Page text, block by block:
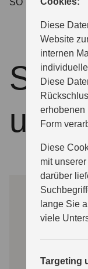
Diese
Website
internen
Diese
erhobenen
Form
Diese
mit
darüber
lange Sie
viele
Targeting
SO
geschlossen
So
uns